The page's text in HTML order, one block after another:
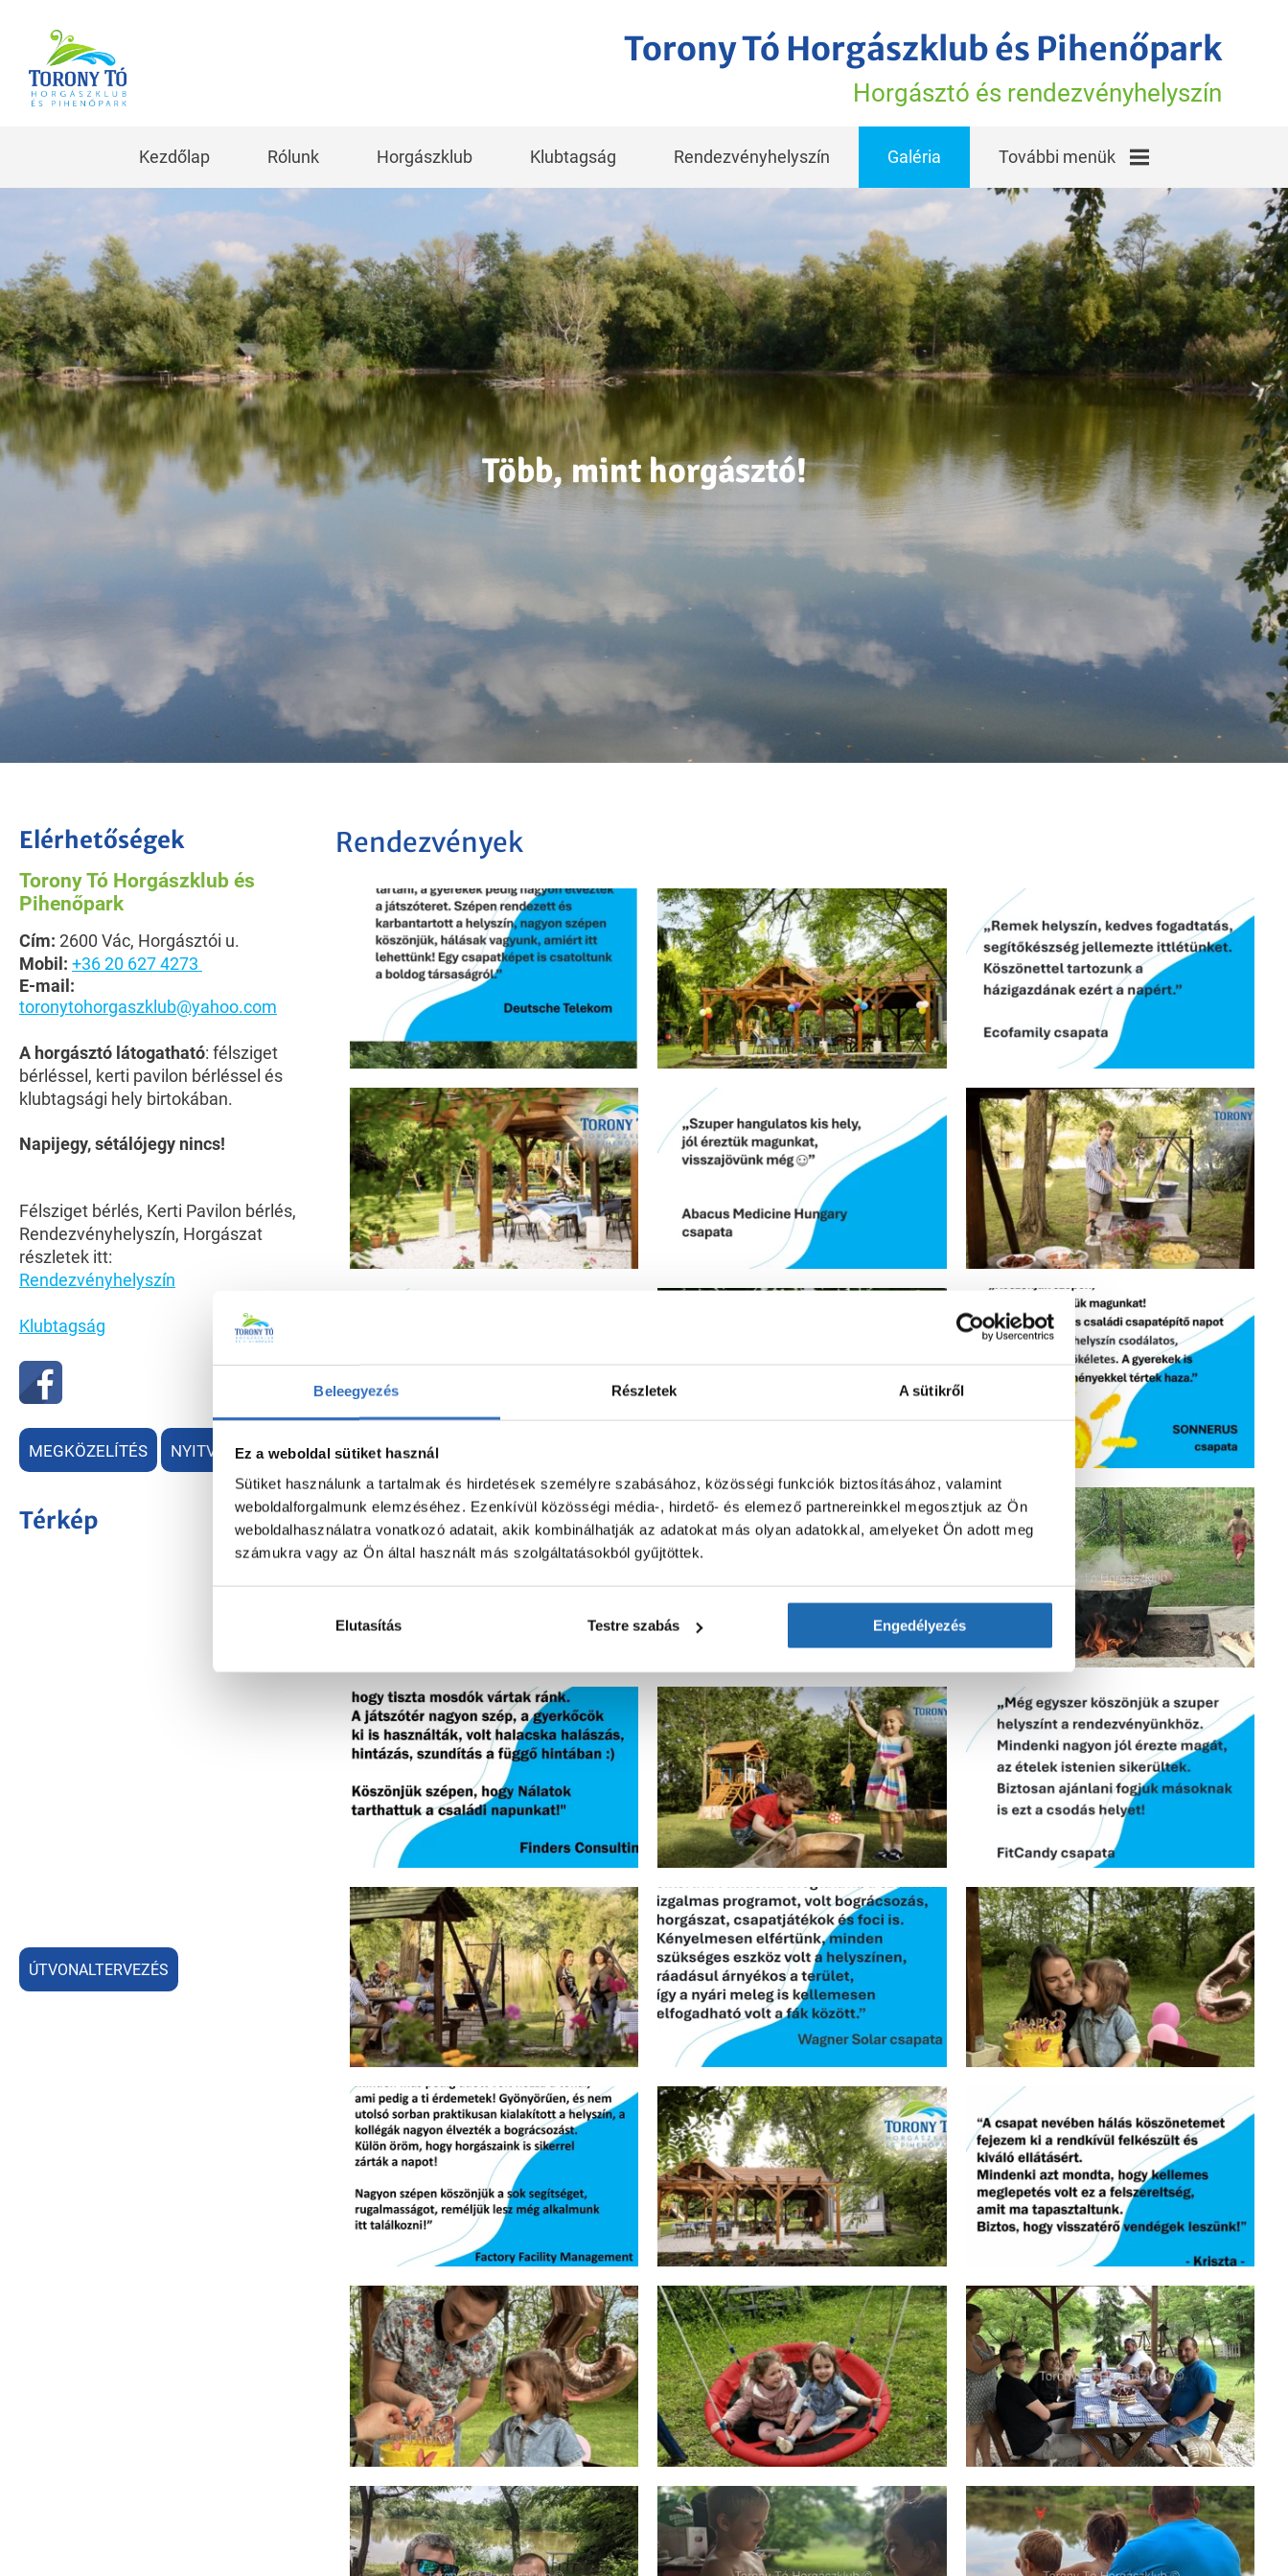
Beleegyezés Részletek A sütikről
Ez a weboldal sütiket használ
Sütiket használunk a tartalmak és hirdetések személyre szabásához, közösségi funkciók biztosításához, valamint
weboldalforgalmunk elemzéséhez. Ezenkívül közösségi média-, hirdető- és elemező partnereinkkel megosztjuk az Ön
weboldalhasználatra vonatkozó adatait, akik kombinálhatják az adatokat más olyan adatokkal, amelyeket Ön adott meg
számukra vagy az Ön által használt más szolgáltatásokból gyűjtöttek.
Elutasítás Testre szabás Engedélyezés
Torony Tó Horgászklub és Pihenőpark
Horgásztó és rendezvényhelyszín
Kezdőlap Rólunk Horgászklub Klubtagság Rendezvényhelyszín Galéria További menük
A horgásztó hírei
Vélemények,
élmények
Torony Tavi
Történetek
Elérhetőségek
Blog
Élmény és kikapcsolódás!
Több, mint horgásztó!
Élmény és kikapcsolódás!
Elérhetőségek
Torony Tó Horgászklub és
Pihenőpark
Cím: 2600 Vác, Horgásztói u.
Mobil: +36 20 627 4273
E-mail:
toronytohorgaszklub@yahoo.com
A horgásztó látogatható: félsziget
bérléssel, kerti pavilon bérléssel és
klubtagsági hely birtokában.
Napijegy, sétálójegy nincs!
Félsziget bérlés, Kerti Pavilon bérlés,
Rendezvényhelyszín, Horgászat
részletek itt:
Rendezvényhelyszín
Klubtagság
MEGKÖZELÍTÉS NYITVATARTÁS
Térkép
ÚTVONALTERVEZÉS
Rendezvények